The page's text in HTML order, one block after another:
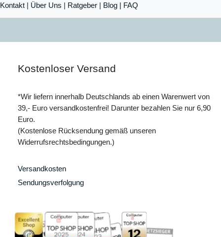
Kontakt | Über Uns | Ratgeber | Blog | FAQ
Kostenloser Versand
*Wir liefern innerhalb Deutschlands ab einen Warenwert von
39,- Euro versandkostenfrei! Darunter bezahlen Sie nur 6,90
Euro.
(Kostenlose Rücksendung gemäß unseren
Widerrufsrechtsbedingungen.)
Versandkosten
Sendungsverfolgung